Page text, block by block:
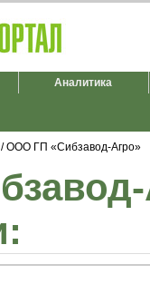
Аналитика
/ ООО ГП «Сибзавод-Агро»